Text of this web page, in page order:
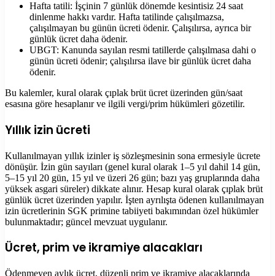
Hafta tatili: İşçinin 7 günlük dönemde kesintisiz 24 saat
dinlenme hakkı vardır. Hafta tatilinde çalışılmazsa,
çalışılmayan bu günün ücreti ödenir. Çalışılırsa, ayrıca bir
günlük ücret daha ödenir.
UBGT: Kanunda sayılan resmi tatillerde çalışılmasa dahi o
günün ücreti ödenir; çalışılırsa ilave bir günlük ücret daha
ödenir.
Bu kalemler, kural olarak çıplak brüt ücret üzerinden gün/saat
esasına göre hesaplanır ve ilgili vergi/prim hükümleri gözetilir.
Yıllık izin ücreti
Kullanılmayan yıllık izinler iş sözleşmesinin sona ermesiyle ücrete
dönüşür. İzin gün sayıları (genel kural olarak 1–5 yıl dahil 14 gün,
5–15 yıl 20 gün, 15 yıl ve üzeri 26 gün; bazı yaş gruplarında daha
yüksek asgari süreler) dikkate alınır. Hesap kural olarak çıplak brüt
günlük ücret üzerinden yapılır. İşten ayrılışta ödenen kullanılmayan
izin ücretlerinin SGK primine tabiiyeti bakımından özel hükümler
bulunmaktadır; güncel mevzuat uygulanır.
Ücret, prim ve ikramiye alacakları
Ödenmeyen aylık ücret, düzenli prim ve ikramiye alacaklarında